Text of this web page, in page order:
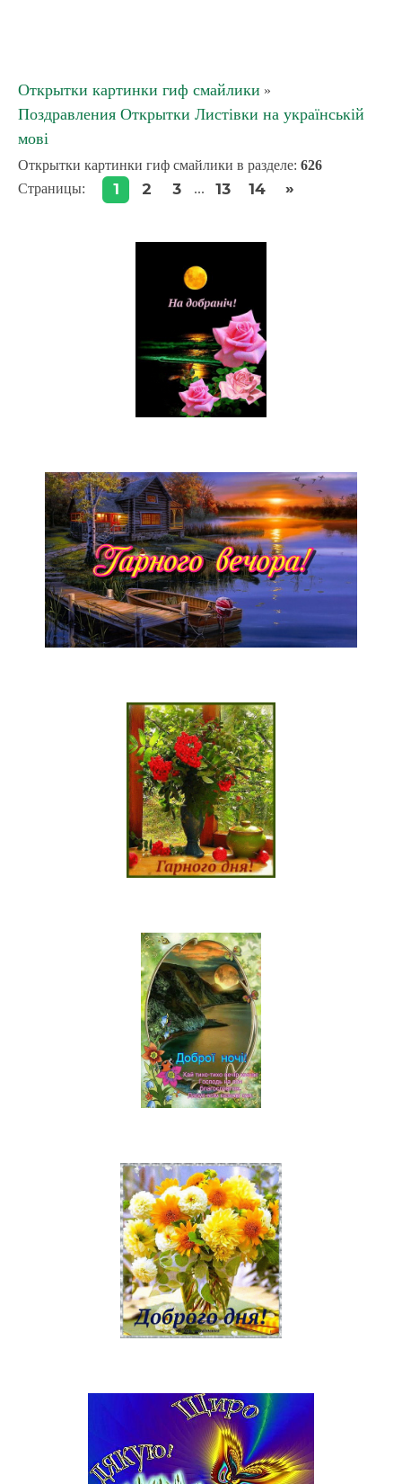
Открытки картинки гиф смайлики »
Поздравления Открытки Листівки на українській
мові
Открытки картинки гиф смайлики в разделе: 626
Страницы: 1 2 3 ... 13 14 »